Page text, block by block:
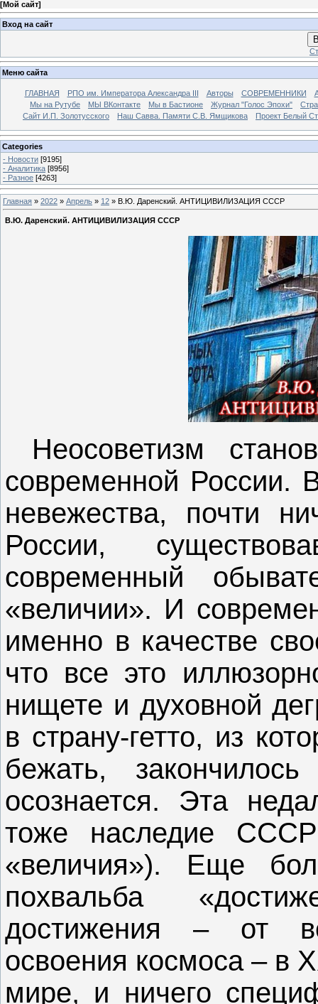
[Мой сайт]
Вход на сайт
Меню сайта
ГЛАВНАЯ РПО им. Императора Александра III Авторы СОВРЕМЕННИКИ
Мы на Рутубе
МЫ ВКонтакте Мы в Бастионе Журнал "Голос Эпохи"
Сайт И.П. Золотусского
Наш Савва. Памяти С.В. Ямщикова Проект Белый
Categories
- Новости [9195]
- Аналитика [8956]
- Разное [4263]
Главная » 2022 » Апрель » 12 » В.Ю. Даренский. АНТИЦИВИЛИЗАЦИЯ СССР
В.Ю. Даренский. АНТИЦИВИЛИЗАЦИЯ СССР
Неосоветизм
современной России.
невежества, почти
России,
современный
«величии». И
именно в качестве
что все это
нищете и духовной
в страну-гетто, из
бежать,
осознается. Эта
тоже наследие
«величия»). Еще
похвальба
достижения – от
освоения космоса – в
мире, и ничего